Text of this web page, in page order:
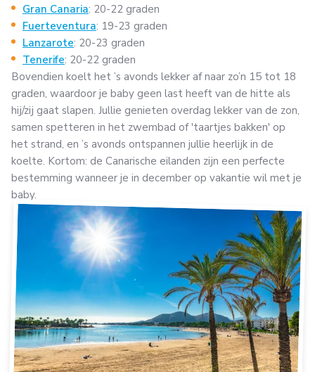
Gran Canaria: 20-22 graden
Fuerteventura: 19-23 graden
Lanzarote: 20-23 graden
Tenerife: 20-22 graden
Bovendien koelt het ’s avonds lekker af naar zo’n 15 tot 18
graden, waardoor je baby geen last heeft van de hitte als
hij/zij gaat slapen. Jullie genieten overdag lekker van de zon,
samen spetteren in het zwembad of 'taartjes bakken' op
het strand, en ’s avonds ontspannen jullie heerlijk in de
koelte. Kortom: de Canarische eilanden zijn een perfecte
bestemming wanneer je in december op vakantie wil met je
baby.